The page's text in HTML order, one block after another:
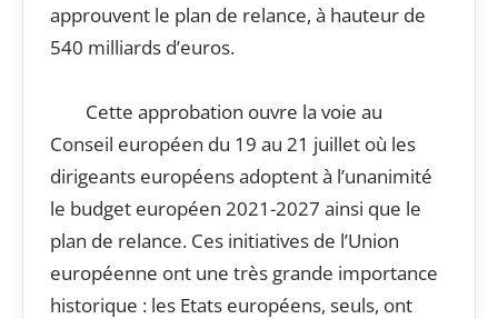
approuvent le plan de relance, à hauteur de
540 milliards d’euros.
Cette approbation ouvre la voie au
Conseil européen du 19 au 21 juillet où les
dirigeants européens adoptent à l’unanimité
le budget européen 2021-2027 ainsi que le
plan de relance. Ces initiatives de l’Union
européenne ont une très grande importance
historique : les Etats européens, seuls, ont